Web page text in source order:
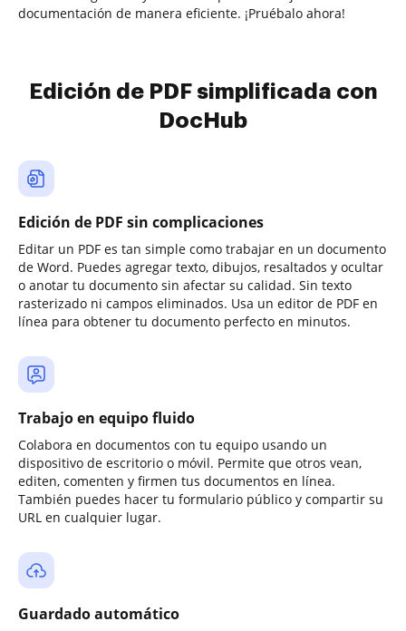
documentación de manera eficiente. ¡Pruébalo ahora!
Edición de PDF simplificada con
DocHub
Edición de PDF sin complicaciones
Editar un PDF es tan simple como trabajar en un documento
de Word. Puedes agregar texto, dibujos, resaltados y ocultar
o anotar tu documento sin afectar su calidad. Sin texto
rasterizado ni campos eliminados. Usa un editor de PDF en
línea para obtener tu documento perfecto en minutos.
Trabajo en equipo fluido
Colabora en documentos con tu equipo usando un
dispositivo de escritorio o móvil. Permite que otros vean,
editen, comenten y firmen tus documentos en línea.
También puedes hacer tu formulario público y compartir su
URL en cualquier lugar.
Guardado automático